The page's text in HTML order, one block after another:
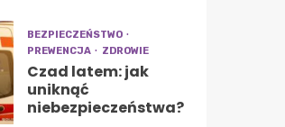
BEZPIECZEŃSTWO
PREWENCJA
ZDROWIE
Czad latem: jak
uniknąć
niebezpieczeństwa?